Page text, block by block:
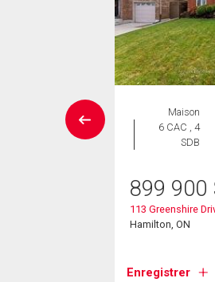
Maison
6 CAC , 4
SDB
899 900
113 Greenshire
Hamilton, ON
Enregistrer